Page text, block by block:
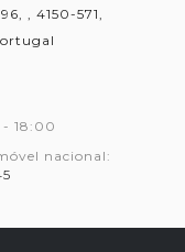
, 4150-571,
18:00
nacional: